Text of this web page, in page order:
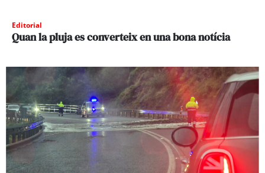
Editorial
Quan la pluja es converteix en una bona notícia